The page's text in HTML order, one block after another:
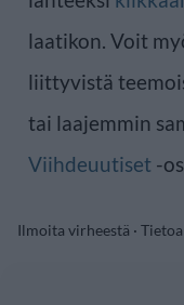
laatikon. Voit
liittyvistä
tai laajemmin
Viihdeuutiset -
Ilmoita virheestä ·